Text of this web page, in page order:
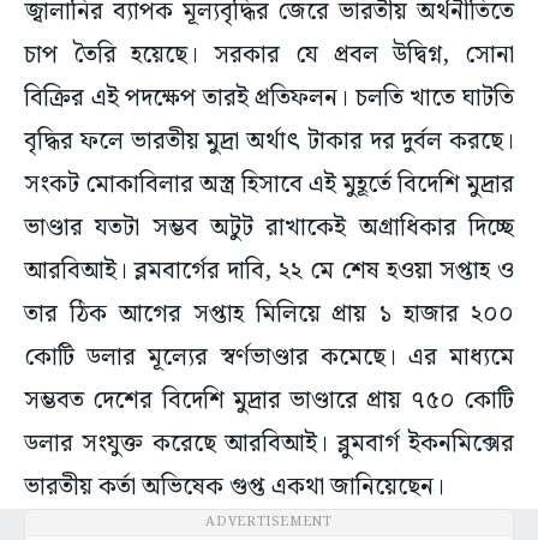
জ্বালানির ব্যাপক মূল্যবৃদ্ধির জেরে ভারতীয় অর্থনীতিতে
চাপ তৈরি হয়েছে। সরকার যে প্রবল উদ্বিগ্ন, সোনা
বিক্রির এই পদক্ষেপ তারই প্রতিফলন। চলতি খাতে ঘাটতি
বৃদ্ধির ফলে ভারতীয় মুদ্রা অর্থাৎ টাকার দর দুর্বল করছে।
সংকট মোকাবিলার অস্ত্র হিসাবে এই মুহূর্তে বিদেশি মুদ্রার
ভাণ্ডার যতটা সম্ভব অটুট রাখাকেই অগ্রাধিকার দিচ্ছে
আরবিআই। ব্লমবার্গের দাবি, ২২ মে শেষ হওয়া সপ্তাহ ও
তার ঠিক আগের সপ্তাহ মিলিয়ে প্রায় ১ হাজার ২০০
কোটি ডলার মূল্যের স্বর্ণভাণ্ডার কমেছে। এর মাধ্যমে
সম্ভবত দেশের বিদেশি মুদ্রার ভাণ্ডারে প্রায় ৭৫০ কোটি
ডলার সংযুক্ত করেছে আরবিআই। ব্লুমবার্গ ইকনমিক্সের
ভারতীয় কর্তা অভিষেক গুপ্ত একথা জানিয়েছেন।
ADVERTISEMENT